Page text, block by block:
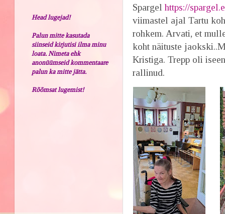
Spargelhttps://
viimastel ajal Tartu
rohkem. Arvati, et
koht näituste
Kristiga. Trepp oli
rallinud.
Head lugejad!
Palun mitte kasutada
siinseid kirjutisi ilma minu
loata. Nimeta ehk
anonüümseid kommentaare
palun ka mitte jätta.
Rõõmsat lugemist!